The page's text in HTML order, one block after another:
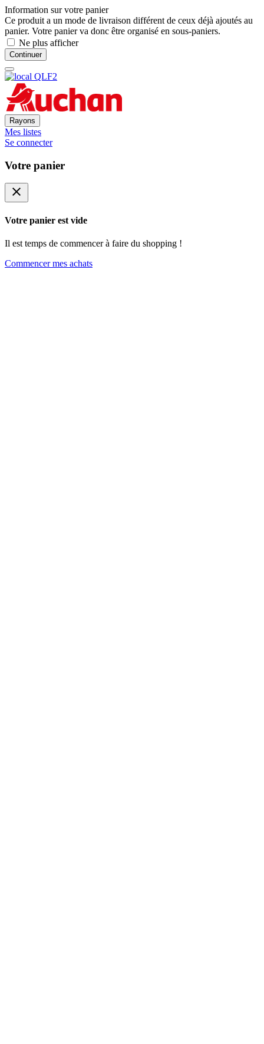
Information sur votre panier
Ce produit a un mode de livraison différent de ceux déjà ajoutés au
panier. Votre panier va donc être organisé en sous-paniers.
Ne plus afficher
Continuer
Rayons
Mes listes
Se connecter
Votre panier
close
Votre panier est vide
Il est temps de commencer à faire du shopping !
Commencer mes achats